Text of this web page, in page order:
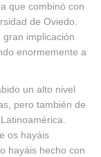
que combinó con
de Oviedo.
implicación
enormemente a
un alto nivel
pero también de
os hayáis
hayáis hecho con